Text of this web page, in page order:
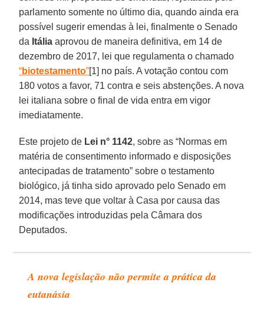
parlamento somente no último dia, quando ainda era
possível sugerir emendas à lei, finalmente o Senado
da Itália aprovou de maneira definitiva, em 14 de
dezembro de 2017, lei que regulamenta o chamado
“biotestamento”[1] no país. A votação contou com
180 votos a favor, 71 contra e seis abstenções. A nova
lei italiana sobre o final de vida entra em vigor
imediatamente.
Este projeto de Lei n° 1142, sobre as “Normas em
matéria de consentimento informado e disposições
antecipadas de tratamento” sobre o testamento
biológico, já tinha sido aprovado pelo Senado em
2014, mas teve que voltar à Casa por causa das
modificações introduzidas pela Câmara dos
Deputados.
A nova legislação não permite a prática da
eutanásia